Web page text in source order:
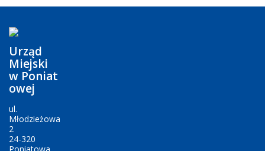
Urząd
Miejski
w Poniat
owej
ul.
Młodzieżowa
2
24-320